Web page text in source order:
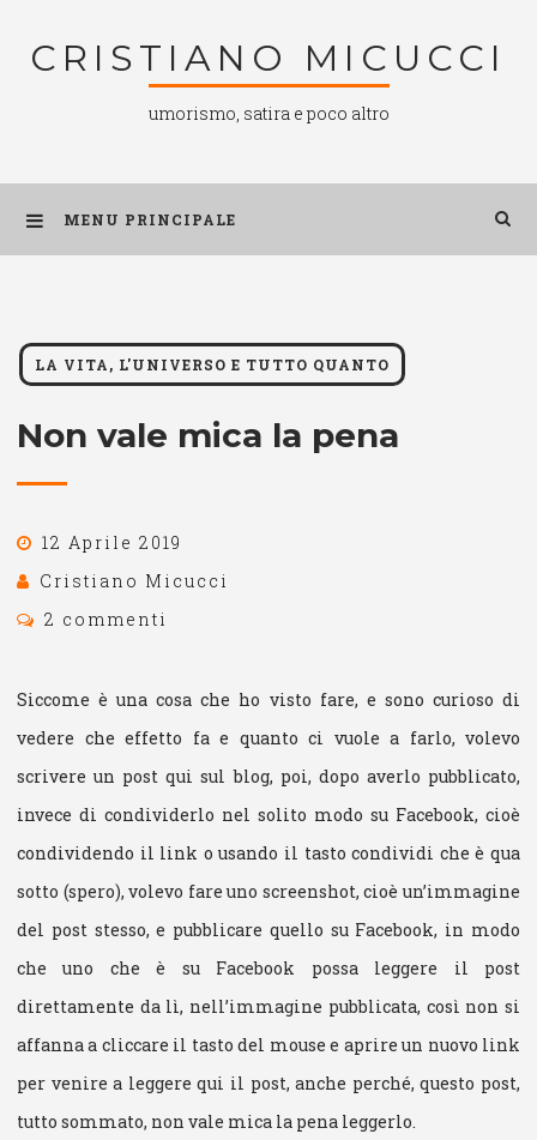
CRISTIANO MICUCCI
umorismo, satira e poco altro
MENU PRINCIPALE
LA VITA, L'UNIVERSO E TUTTO QUANTO
Non vale mica la pena
12 Aprile 2019
Cristiano Micucci
2 commenti
Siccome è una cosa che ho visto fare, e sono curioso di
vedere che effetto fa e quanto ci vuole a farlo, volevo
scrivere un post qui sul blog, poi, dopo averlo pubblicato,
invece di condividerlo nel solito modo su Facebook, cioè
condividendo il link o usando il tasto condividi che è qua
sotto (spero), volevo fare uno screenshot, cioè un’immagine
del post stesso, e pubblicare quello su Facebook, in modo
che uno che è su Facebook possa leggere il post
direttamente da lì, nell’immagine pubblicata, così non si
affanna a cliccare il tasto del mouse e aprire un nuovo link
per venire a leggere qui il post, anche perché, questo post,
tutto sommato, non vale mica la pena leggerlo.